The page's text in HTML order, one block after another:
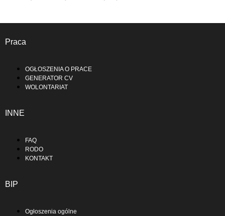
Praca
OGŁOSZENIA O PRACE
GENERATOR CV
WOLONTARIAT
INNE
FAQ
RODO
KONTAKT
BIP
Ogłoszenia ogólne